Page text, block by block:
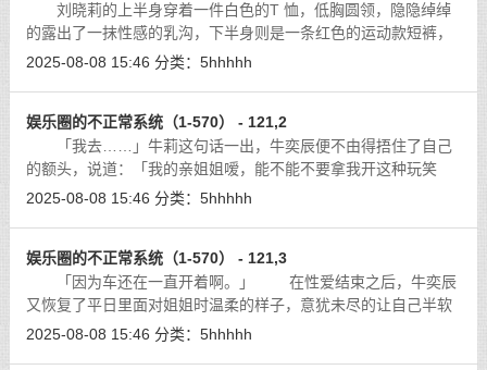
刘晓莉的上半身穿着一件白色的T 恤，低胸圆领，隐隐绰绰
的露出了一抹性感的乳沟，下半身则是一条红色的运动款短裤，
两条纤细的美腿白生生，非常好看。
2025-08-08 15:46 分类： 5hhhhh
娱乐圈的不正常系统（1-570） - 121,2
「我去……」牛莉这句话一出，牛奕辰便不由得捂住了自己
的额头，说道：「我的亲姐姐嗳，能不能不要拿我开这种玩笑
啊，整个中国多少年才出了一个李连杰、一个成龙啊，我何德何
2025-08-08 15:46 分类： 5hhhhh
娱乐圈的不正常系统（1-570） - 121,3
「因为车还在一直开着啊。」 在性爱结束之后，牛奕辰
又恢复了平日里面对姐姐时温柔的样子，意犹未尽的让自己半软
的肉棒在姐姐的阴道之中摩擦了几下之后，才说道：「姐姐刚才
2025-08-08 15:46 分类： 5hhhhh